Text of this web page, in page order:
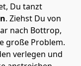
Du tanzt
. Ziehst Du von
nach Bottrop,
große Problem.
verlegen und